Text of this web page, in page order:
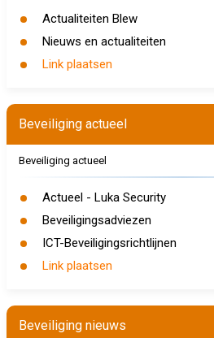
Actualiteiten Blew
Nieuws en actualiteiten
Link plaatsen
Beveiliging actueel
Beveiliging actueel
Actueel - Luka Security
Beveiligingsadviezen
ICT-Beveiligingsrichtlijnen
Link plaatsen
Beveiliging nieuws